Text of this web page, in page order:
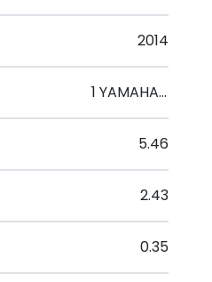
2014
1 YAMAHA HB 4T 50 CV
5.46
2.43
0.35